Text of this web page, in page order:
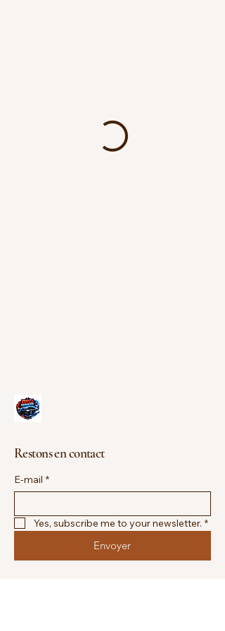
Restons en contact
E-mail *
Yes, subscribe me to your newsletter. *
Envoyer